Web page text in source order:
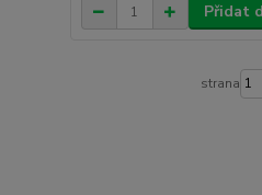
Přidat
strana